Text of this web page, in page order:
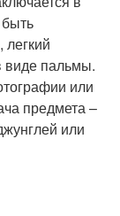
виде пальмы.
или
предмета –
или